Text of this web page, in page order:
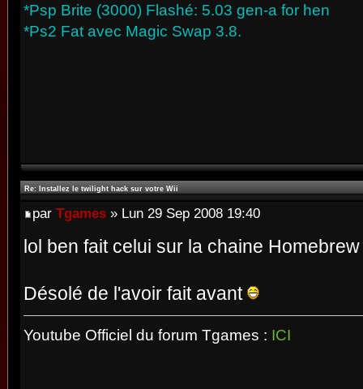
*Psp Brite (3000) Flashé: 5.03 gen-a for hen
*Ps2 Fat avec Magic Swap 3.8.
Re: Installez le twilight hack sur votre Wii
par Tgames » Lun 29 Sep 2008 19:40
lol ben fait celui sur la chaine
Désolé de l'avoir fait avant
Youtube Officiel du forum Tgames : ICI